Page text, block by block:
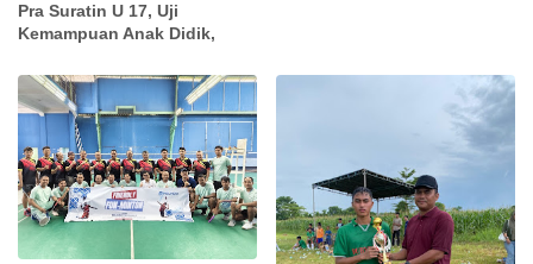
Pra Suratin U 17, Uji
Kemampuan Anak Didik,